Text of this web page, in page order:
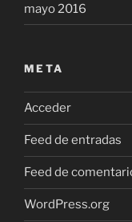
mayo 2016
META
Acceder
Feed de entradas
Feed de
WordPress.org